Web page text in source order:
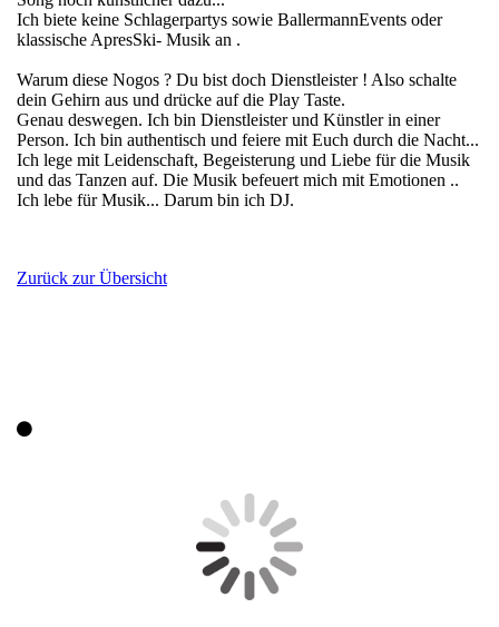
Ich biete keine Schlagerpartys sowie BallermannEvents oder
klassische ApresSki- Musik an .
Warum diese Nogos ? Du bist doch Dienstleister ! Also schalte
dein Gehirn aus und drücke auf die Play Taste.
Genau deswegen. Ich bin Dienstleister und Künstler in einer
Person. Ich bin authentisch und feiere mit Euch durch die Nacht...
Ich lege mit Leidenschaft, Begeisterung und Liebe für die Musik
und das Tanzen auf. Die Musik befeuert mich mit Emotionen ..
Ich lebe für Musik... Darum bin ich DJ.
Zurück zur Übersicht